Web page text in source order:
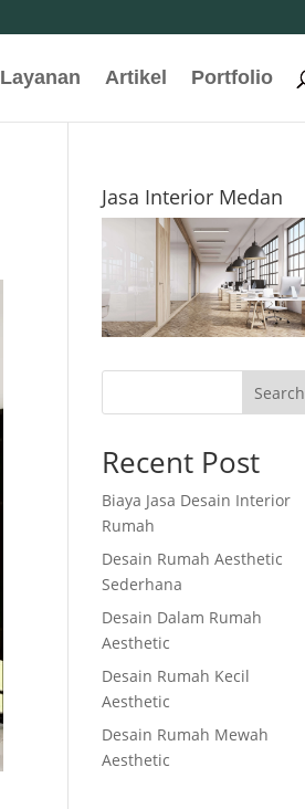
Layanan Artikel Portfolio
Jasa Interior Medan
Search
Recent Post
Biaya Jasa Desain Interior
Rumah
Desain Rumah Aesthetic
Sederhana
Desain Dalam Rumah
Aesthetic
Desain Rumah Kecil
Aesthetic
Desain Rumah Mewah
Aesthetic